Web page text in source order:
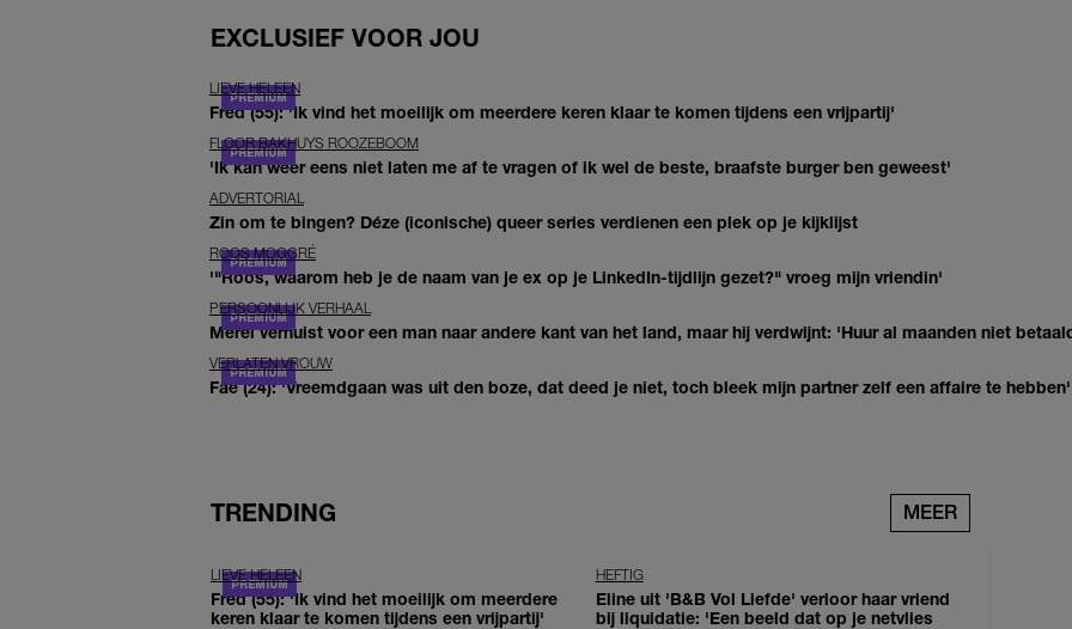
EXCLUSIEF VOOR JOU
LIEVE HELEEN
Fred (55): 'Ik vind het moeilijk om meerdere keren klaar te komen tijdens een vrijpartij'
FLOOR BAKHUYS ROOZEBOOM
'Ik kan weer eens niet laten me af te vragen of ik wel de beste, braafste burger ben geweest'
ADVERTORIAL
Zin om te bingen? Déze (iconische) queer series verdienen een plek op je kijklijst
ROOS MOGGRÉ
'"Roos, waarom heb je de naam van je ex op je LinkedIn-tijdlijn gezet?" vroeg mijn vriendin'
PERSOONLIJK VERHAAL
Merel verhuist voor een man naar andere kant van het land, maar hij verdwijnt: 'Huur al maanden niet
VERLATEN VROUW
Fae (24): 'Vreemdgaan was uit den boze, dat deed je niet, toch bleek mijn partner zelf een affaire te hebben'
TRENDING MEER
LIEVE HELEEN
Fred (55): 'Ik vind het moeilijk om meerdere
keren klaar te komen tijdens een vrijpartij'
HEFTIG
Eline uit 'B&B Vol Liefde' verloor haar vriend
bij liquidatie: 'Een beeld dat op je netvlies